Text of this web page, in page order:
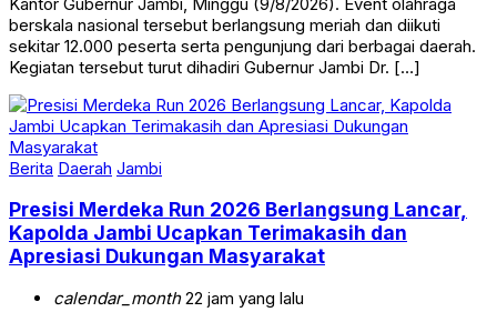
berskala nasional tersebut berlangsung meriah dan diikuti
sekitar 12.000 peserta serta pengunjung dari berbagai daerah.
Kegiatan tersebut turut dihadiri Gubernur Jambi Dr. […]
Berita Daerah Jambi
Presisi Merdeka Run 2026 Berlangsung Lancar,
Kapolda Jambi Ucapkan Terimakasih dan
Apresiasi Dukungan Masyarakat
calendar_month22 jam yang lalu